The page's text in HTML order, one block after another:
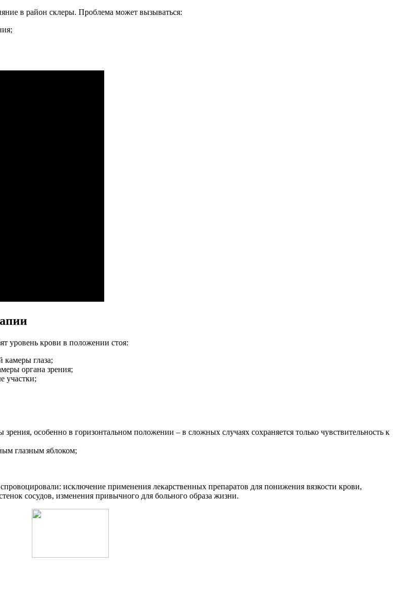
в район склеры. Проблема может вызываться:
уровень крови в положении стоя:
камеры глаза;
органа зрения;
участки;
особенно в горизонтальном положении – в сложных случаях сохраняется только чувствительность к
глазным яблоком;
исключение применения лекарственных препаратов для понижения вязкости крови,
сосудов, изменения привычного для больного образа жизни.